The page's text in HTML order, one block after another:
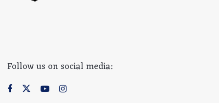
Follow us on social media: